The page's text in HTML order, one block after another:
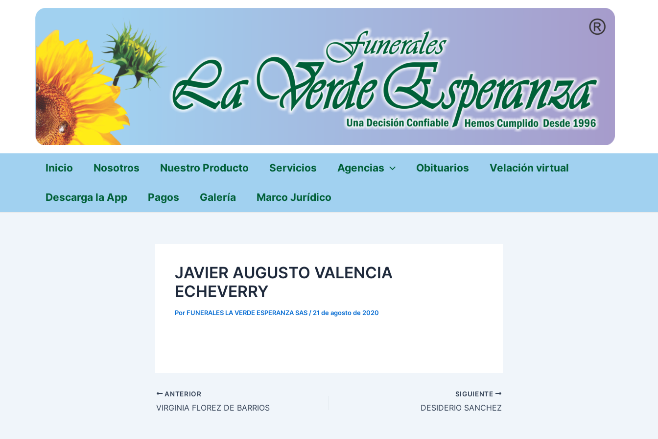
Inicio Nosotros Nuestro Producto Servicios Agencias Obituarios Velación virtual
Descarga la App Pagos Galería Marco Jurídico
JAVIER AUGUSTO VALENCIA
ECHEVERRY
Por FUNERALES LA VERDE ESPERANZA SAS / 21 de agosto de 2020
ANTERIOR
VIRGINIA FLOREZ DE BARRIOS
SIGUIENTE
DESIDERIO SANCHEZ